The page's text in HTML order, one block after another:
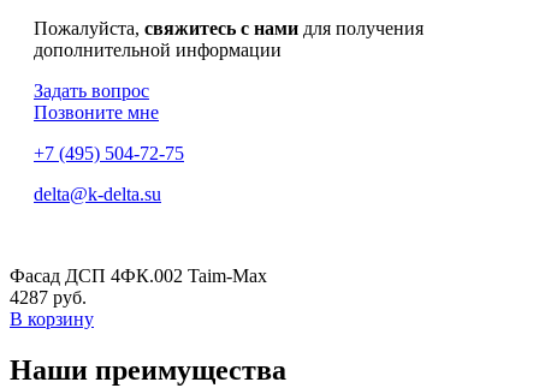
Пожалуйста, свяжитесь с нами для получения
дополнительной информации
Задать вопрос
Позвоните мне
+7 (495) 504-72-75
delta@k-delta.su
Фасад ДСП 4ФК.002 Taim-Max
4287 руб.
В корзину
Наши преимущества